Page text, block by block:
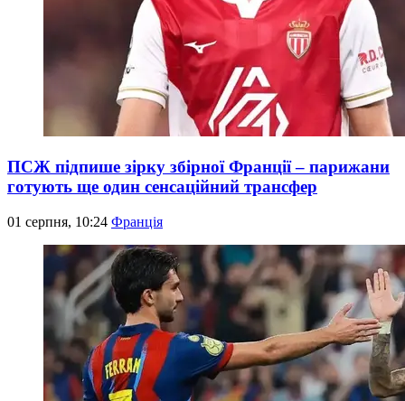
ПСЖ підпише зірку збірної Франції – парижани
готують ще один сенсаційний трансфер
01 серпня, 10:24 Франція